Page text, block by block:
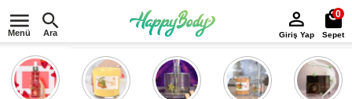
Menü Ara Giriş Yap
0
Sepet